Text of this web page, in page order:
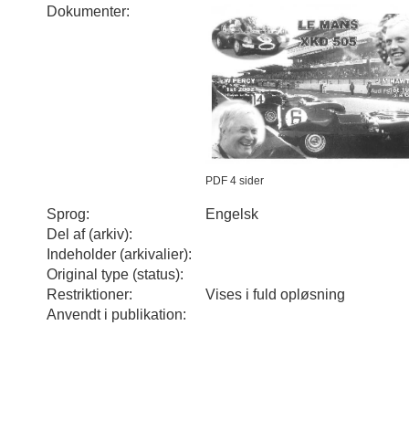
Dokumenter:
PDF 4 sider
Sprog:
Engelsk
Del af (arkiv):
Indeholder (arkivalier):
Original type (status):
Restriktioner:
Vises i fuld opløsning
Anvendt i publikation: